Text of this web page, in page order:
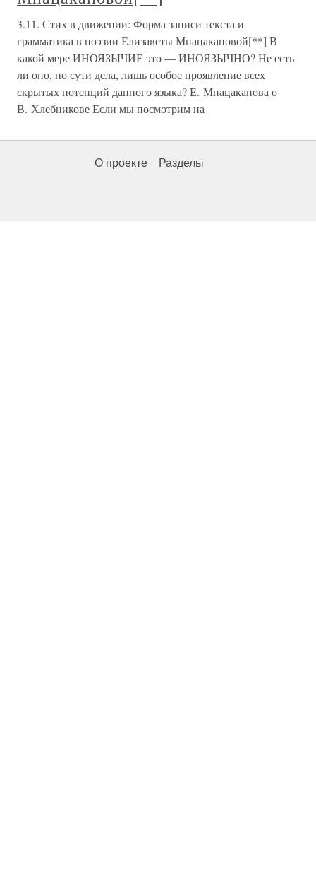
3.11. Стих в движении: Форма записи текста и
грамматика в поэзии Елизаветы Мнацакановой[**] В
какой мере ИНОЯЗЫЧИЕ это — ИНОЯЗЫЧНО? Не есть
ли оно, по сути дела, лишь особое проявление всех
скрытых потенций данного языка? Е. Мнацаканова о
В. Хлебникове Если мы посмотрим на
О проекте Разделы